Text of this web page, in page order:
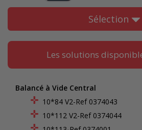
Sélection
Les solutions
Balancé à Vide Central
10*84 V2-Ref 0374043
10*112 V2-Ref 0374044